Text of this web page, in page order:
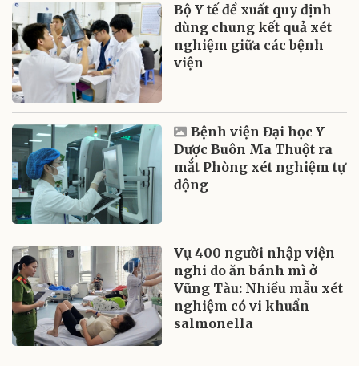
Bộ Y tế đề xuất quy định
dùng chung kết quả xét
nghiệm giữa các bệnh
viện
Bệnh viện Đại học Y
Dược Buôn Ma Thuột ra
mắt Phòng xét nghiệm tự
động
Vụ 400 người nhập viện
nghi do ăn bánh mì ở
Vũng Tàu: Nhiều mẫu xét
nghiệm có vi khuẩn
salmonella